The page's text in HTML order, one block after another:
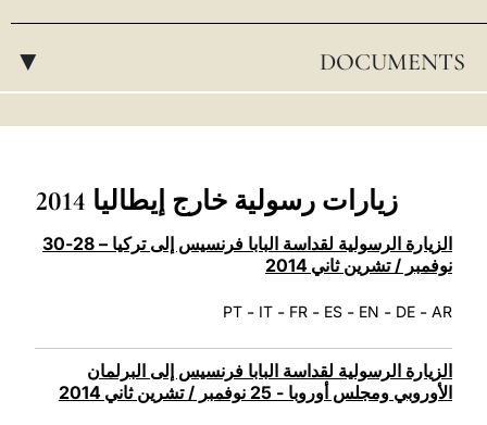
POLSKI
DOCUMENTS
▸
زيارات رسولية خارج إيطاليا 2014
الزيارة الرسولية لقداسة البابا فرنسيس إلى تركيا – 28-30
نوفمبر / تشرين ثاني 2014
AR
-
DE
-
EN
-
ES
-
FR
-
IT
-
PT
الزيارة الرسولية لقداسة البابا فرنسيس إلى البرلمان
الأوروبي ومجلس أوروبا - 25 نوفمبر / تشرين ثاني 2014